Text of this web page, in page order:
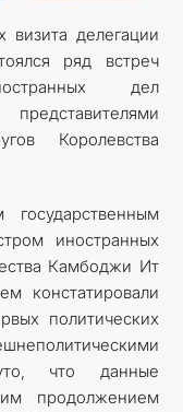
делегации
ряд встреч
дел
Королевства
иностранных
Камбоджи Ит
констатировали
политических
что данные
продолжением